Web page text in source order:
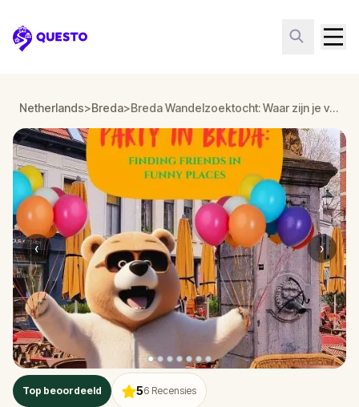
Questo
Netherlands>Breda> Breda Wandelzoektocht: Waar zijn je vrienden?
‹ ›
Top beoordeeld 56 Recensies